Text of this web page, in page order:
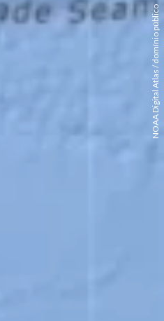
NOAA Digital Atlas / domínio público